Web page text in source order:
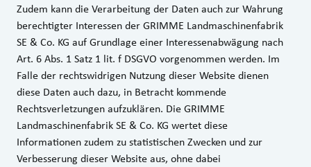
Zudem kann die Verarbeitung der Daten auch zur Wahrung
berechtigter Interessen der GRIMME Landmaschinenfabrik
SE & Co. KG auf Grundlage einer Interessenabwägung nach
Art. 6 Abs. 1 Satz 1 lit. f DSGVO vorgenommen werden. Im
Falle der rechtswidrigen Nutzung dieser Website dienen
diese Daten auch dazu, in Betracht kommende
Rechtsverletzungen aufzuklären. Die GRIMME
Landmaschinenfabrik SE & Co. KG wertet diese
Informationen zudem zu statistischen Zwecken und zur
Verbesserung dieser Website aus, ohne dabei